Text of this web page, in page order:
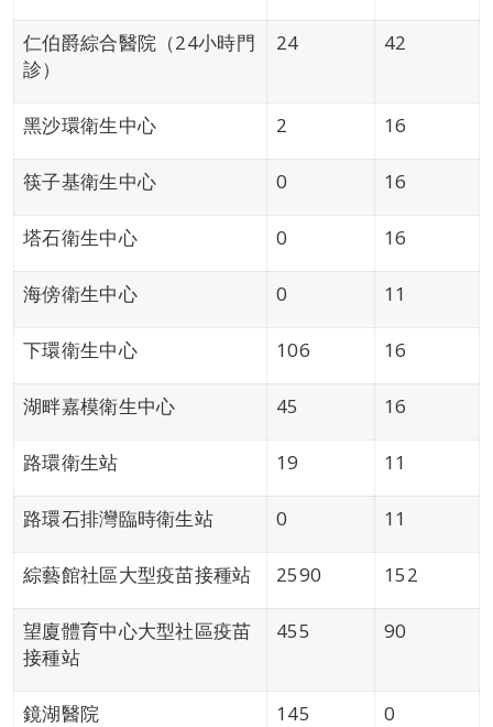
仁伯爵綜合醫院（24小時門
診）
24 42
黑沙環衛生中心 2 16
筷子基衛生中心 0 16
塔石衛生中心 0 16
海傍衛生中心 0 11
下環衛生中心 106 16
湖畔嘉模衛生中心 45 16
路環衛生站 19 11
路環石排灣臨時衛生站 0 11
綜藝館社區大型疫苗接種站 2590 152
望廈體育中心大型社區疫苗
接種站
455 90
鏡湖醫院 145 0